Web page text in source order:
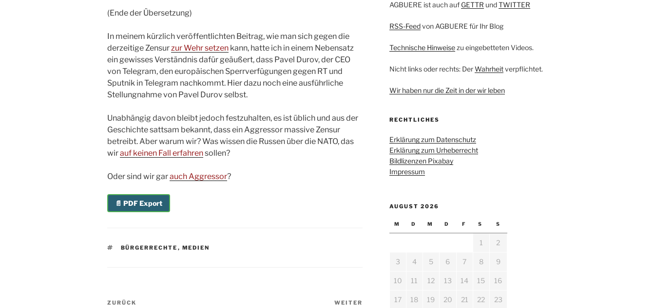
(Ende der Übersetzung)
In meinem kürzlich veröffentlichten Beitrag, wie man sich gegen die
derzeitige Zensurzur Wehr setzen kann, hatte ich in einem Nebensatz
ein gewisses Verständnis dafür geäußert, dass Pavel Durov, der CEO
von Telegram, den europäischen Sperrverfügungen gegen RT und
Sputnik in Telegram nachkommt. Hier dazu noch eine ausführliche
Stellungnahme von Pavel Durov selbst.
Unabhängig davon bleibt jedoch festzuhalten, es ist üblich und aus der
Geschichte sattsam bekannt, dass ein Aggressor massive Zensur
betreibt. Aber warum wir? Was wissen die Russen über die NATO, das
wirauf keinen Fall erfahrensollen?
Oder sind wir garauch Aggressor?
📄 PDF Export
SCHLAGWÖRTER
BÜRGERRECHTE , MEDIEN
Beitragsnavigation
Vorheriger
ZURÜCK Nächster
WEITER
AGBUERE ist auch auf GETTR undTWITTER
RSS-Feedvon AGBUERE für Ihr Blog
Technische Hinweisezu eingebetteten Videos.
Nicht links oder rechts: DerWahrheitverpflichtet.
Wir haben nur die Zeit in der wir leben
RECHTLICHES
Erklärung zum Datenschutz
Erklärung zum Urheberrecht
Bildlizenzen Pixabay
Impressum
AUGUST 2026
M D M D F S S
1 2
3 4 5 6 7 8 9
10 11 12 13 14 15 16
17 18 19 20 21 22 23